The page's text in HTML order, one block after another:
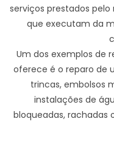
serviços prestados
que executam da
Um dos exemplos de
oferece é o reparo de
trincas, embolsos
instalações de
bloqueadas, rachadas